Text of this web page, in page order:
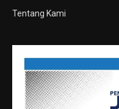
Tentang Kami